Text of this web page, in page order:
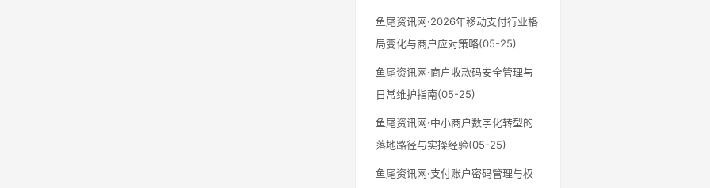
鱼尾资讯网·2026年移动支付行业格
局变化与商户应对策略(05-25)
鱼尾资讯网·商户收款码安全管理与
日常维护指南(05-25)
鱼尾资讯网·中小商户数字化转型的
落地路径与实操经验(05-25)
鱼尾资讯网·支付账户密码管理与权